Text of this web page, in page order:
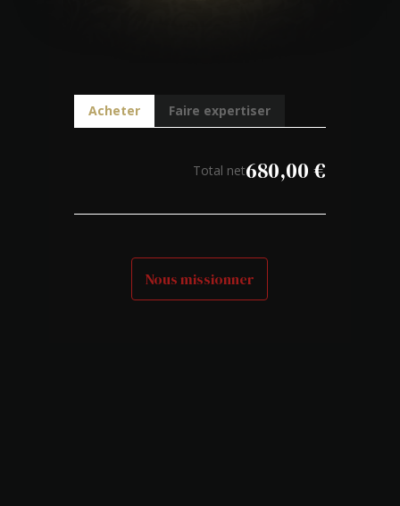
Acheter Faire expertiser
Total net680,00€
Nous missionner